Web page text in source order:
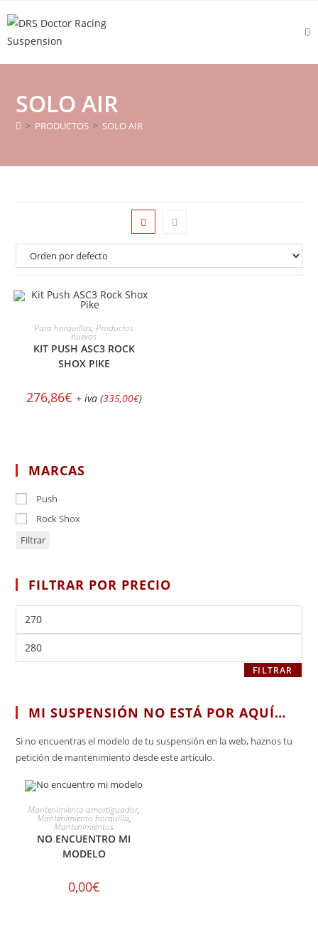
SOLO AIR
> PRODUCTOS > SOLO AIR
AÑADIR AL CARRITO
Para horquillas,Productos
nuevos
KIT PUSH ASC3 ROCK
SHOX PIKE
276,86€ + iva (335,00€)
MARCAS
Push
Rock Shox
Filtrar
FILTRAR POR PRECIO
FILTRAR
MI SUSPENSIÓN NO ESTÁ POR AQUÍ…
Si no encuentras el modelo de tu suspensión en la web, haznos tu
petición de mantenimiento desde este artículo.
SELECCIONAR OPCIONES
Mantenimiento amortiguador,
Mantenimiento horquilla,
Mantenimientos
NO ENCUENTRO MI
MODELO
0,00€